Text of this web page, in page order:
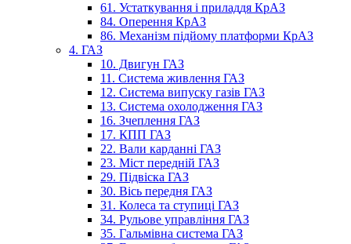
61. Устаткування і приладдя КрАЗ
84. Оперення КрАЗ
86. Механізм підйому платформи КрАЗ
4. ГАЗ
10. Двигун ГАЗ
11. Система живлення ГАЗ
12. Система випуску газів ГАЗ
13. Система охолодження ГАЗ
16. Зчеплення ГАЗ
17. КПП ГАЗ
22. Вали карданні ГАЗ
23. Міст передній ГАЗ
29. Підвіска ГАЗ
30. Вісь передня ГАЗ
31. Колеса та ступиці ГАЗ
34. Рульове управління ГАЗ
35. Гальмівна система ГАЗ